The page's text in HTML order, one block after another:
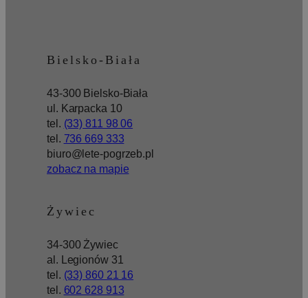
Bielsko-Biała
43-300 Bielsko-Biała
ul. Karpacka 10
tel. (33) 811 98 06
tel. 736 669 333
biuro@lete-pogrzeb.pl
zobacz na mapie
Żywiec
34-300 Żywiec
al. Legionów 31
tel. (33) 860 21 16
tel. 602 628 913